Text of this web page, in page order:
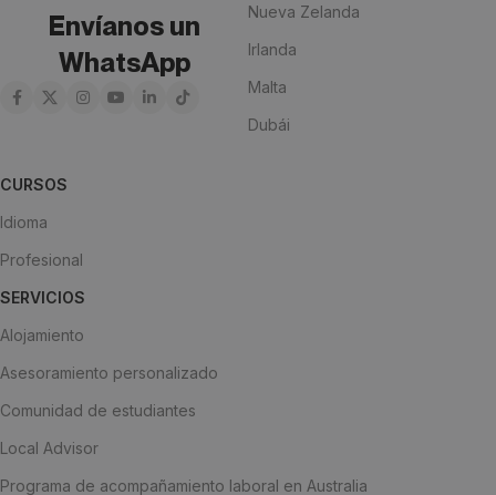
Envíanos un
WhatsApp
Nueva Zelanda
Irlanda
Malta
Dubái
CURSOS
Idioma
Profesional
SERVICIOS
Alojamiento
Asesoramiento personalizado
Comunidad de estudiantes
Local Advisor
Programa de acompañamiento laboral en Australia